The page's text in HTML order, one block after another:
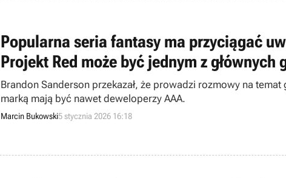
Popularna seria fantasy ma przyciągać
Projekt Red może być jednym z głównych
Brandon Sanderson przekazał, że prowadzi rozmowy na
marką mają być nawet deweloperzy AAA.
Marcin Bukowski5 stycznia 2026 16:18